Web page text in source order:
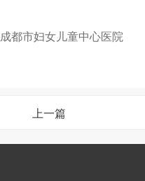
成都市妇女儿童中心医院
上一篇